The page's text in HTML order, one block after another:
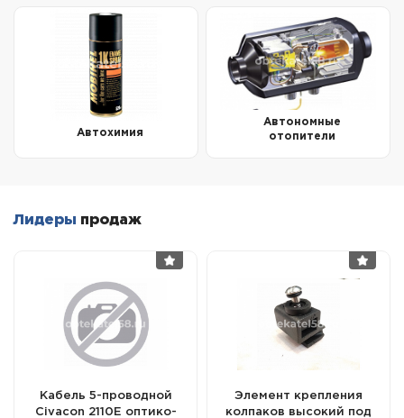
Автохимия
Автономные
отопители
Лидеры продаж
Кабель 5-проводной
Civacon 2110Е оптико-
Элемент крепления
колпаков высокий под